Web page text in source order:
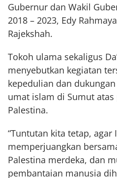
Gubernur dan Wakil
2018 – 2023, Edy
Rajekshah.
Tokoh ulama sekaligus
menyebutkan kegiatan
kepedulian dan
umat islam di Sumut
Palestina.
“Tuntutan kita tetap, agar
memperjuangkan
Palestina merdeka, dan
pembantaian manusia